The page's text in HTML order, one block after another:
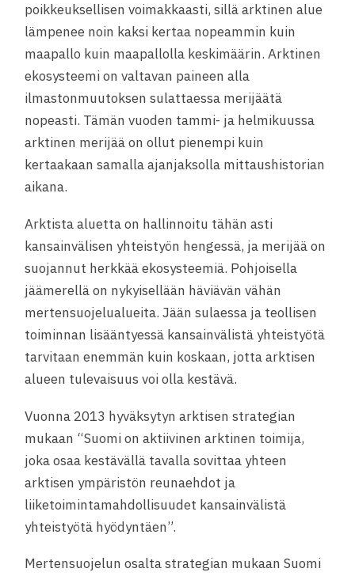
poikkeuksellisen voimakkaasti, sillä arktinen alue
lämpenee noin kaksi kertaa nopeammin kuin
maapallo kuin maapallolla keskimäärin. Arktinen
ekosysteemi on valtavan paineen alla
ilmastonmuutoksen sulattaessa merijäätä
nopeasti. Tämän vuoden tammi- ja helmikuussa
arktinen merijää on ollut pienempi kuin
kertaakaan samalla ajanjaksolla mittaushistorian
aikana.
Arktista aluetta on hallinnoitu tähän asti
kansainvälisen yhteistyön hengessä, ja merijää on
suojannut herkkää ekosysteemiä. Pohjoisella
jäämerellä on nykyisellään häviävän vähän
mertensuojelualueita. Jään sulaessa ja teollisen
toiminnan lisääntyessä kansainvälistä yhteistyötä
tarvitaan enemmän kuin koskaan, jotta arktisen
alueen tulevaisuus voi olla kestävä.
Vuonna 2013 hyväksytyn arktisen strategian
mukaan “Suomi on aktiivinen arktinen toimija,
joka osaa kestävällä tavalla sovittaa yhteen
arktisen ympäristön reunaehdot ja
liiketoimintamahdollisuudet kansainvälistä
yhteistyötä hyödyntäen”.
Mertensuojelun osalta strategian mukaan Suomi